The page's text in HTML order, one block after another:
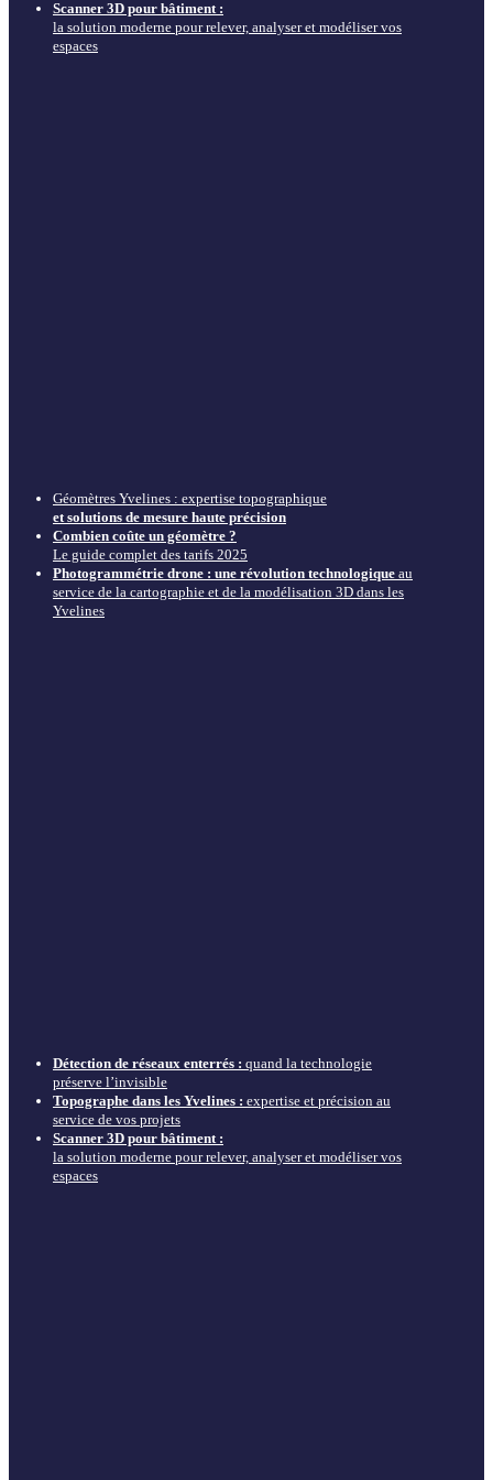
Scanner 3D pour bâtiment :
la solution moderne pour relever, analyser et modéliser vos
espaces
Géomètres Yvelines : expertise topographique
et solutions de mesure haute précision
Combien coûte un géomètre ?
Le guide complet des tarifs 2025
Photogrammétrie drone : une révolution technologique au
service de la cartographie et de la modélisation 3D dans les
Yvelines
Détection de réseaux enterrés : quand la technologie
préserve l’invisible
Topographe dans les Yvelines : expertise et précision au
service de vos projets
Scanner 3D pour bâtiment :
la solution moderne pour relever, analyser et modéliser vos
espaces